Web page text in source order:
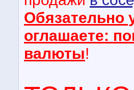
Обязательно
оглашаете:
валюты!